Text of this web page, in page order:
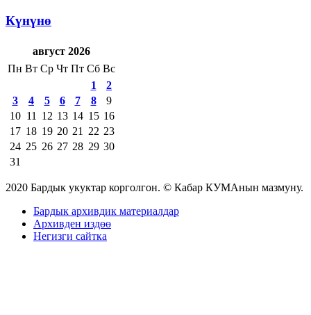
Күнүнө
август 2026
Пн Вт Ср Чт Пт Сб Вс
1
2
3
4 5 6 7 8
9
10 11 12 13 14 15 16
17 18 19 20 21 22 23
24 25 26 27 28 29 30
31
2020 Бардык укуктар корголгон. © Кабар КУМАнын мазмуну.
Бардык архивдик материалдар
Архивден издөө
Негизги сайтка